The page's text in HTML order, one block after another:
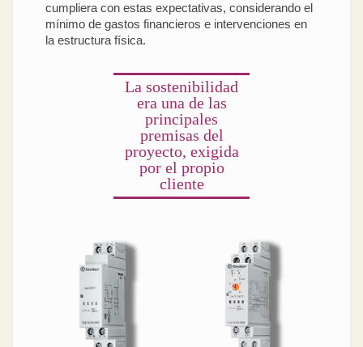
cumpliera con estas expectativas, considerando el
mínimo de gastos financieros e intervenciones en
la estructura física.
La sostenibilidad
era una de las
principales
premisas del
proyecto, exigida
por el propio
cliente